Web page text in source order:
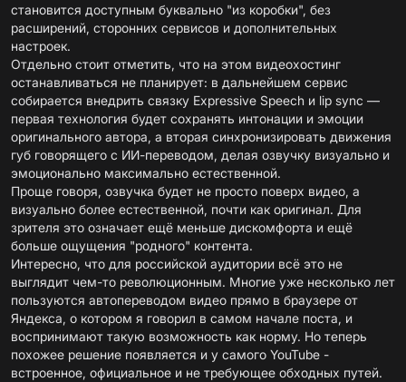
становится доступным буквально "из коробки", без
расширений, сторонних сервисов и дополнительных
настроек.
Отдельно стоит отметить, что на этом видеохостинг
останавливаться не планирует: в дальнейшем сервис
собирается внедрить связку Expressive Speech и lip sync —
первая технология будет сохранять интонации и эмоции
оригинального автора, а вторая синхронизировать движения
губ говорящего с ИИ-переводом, делая озвучку визуально и
эмоционально максимально естественной.
Проще говоря, озвучка будет не просто поверх видео, а
визуально более естественной, почти как оригинал. Для
зрителя это означает ещё меньше дискомфорта и ещё
больше ощущения "родного" контента.
Интересно, что для российской аудитории всё это не
выглядит чем-то революционным. Многие уже несколько лет
пользуются автопереводом видео прямо в браузере от
Яндекса, о котором я говорил в самом начале поста, и
воспринимают такую возможность как норму. Но теперь
похожее решение появляется и у самого YouTube -
встроенное, официальное и не требующее обходных путей.